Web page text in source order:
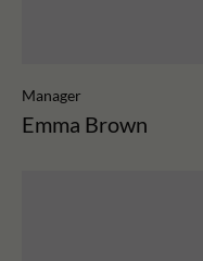
Manager
Emma Brown